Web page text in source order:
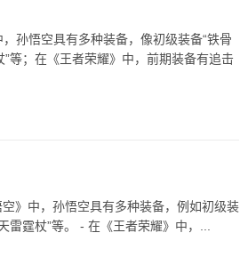
孙悟空具有多种装备，像初级装备“铁骨
”等；在《王者荣耀》中，前期装备有追击
》中，孙悟空具有多种装备，例如初级装
雷霆杖”等。 - 在《王者荣耀》中，...